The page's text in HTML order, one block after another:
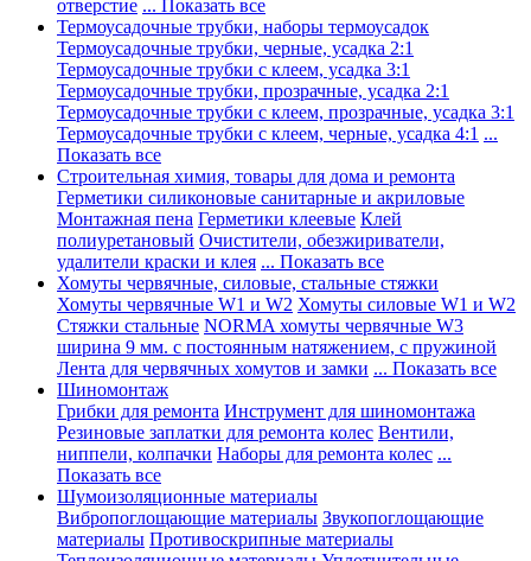
отверстие ... Показать все
Термоусадочные трубки, наборы термоусадок
Термоусадочные трубки, черные, усадка 2:1
Термоусадочные трубки с клеем, усадка 3:1
Термоусадочные трубки, прозрачные, усадка 2:1
Термоусадочные трубки с клеем, прозрачные, усадка 3:1
Термоусадочные трубки с клеем, черные, усадка 4:1 ...
Показать все
Строительная химия, товары для дома и ремонта
Герметики силиконовые санитарные и акриловые
Монтажная пена Герметики клеевые Клей
полиуретановый Очистители, обезжириватели,
удалители краски и клея ... Показать все
Хомуты червячные, силовые, стальные стяжки
Хомуты червячные W1 и W2 Хомуты силовые W1 и W2
Стяжки стальные NORMA хомуты червячные W3
ширина 9 мм. с постоянным натяжением, с пружиной
Лента для червячных хомутов и замки ... Показать все
Шиномонтаж
Грибки для ремонта Инструмент для шиномонтажа
Резиновые заплатки для ремонта колес Вентили,
ниппели, колпачки Наборы для ремонта колес ...
Показать все
Шумоизоляционные материалы
Вибропоглощающие материалы Звукопоглощающие
материалы Противоскрипные материалы